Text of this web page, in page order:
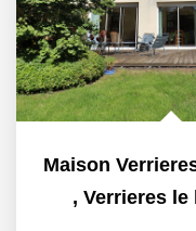
, Verrieres le